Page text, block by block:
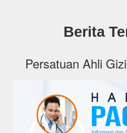
Berita
Persatuan Ahli